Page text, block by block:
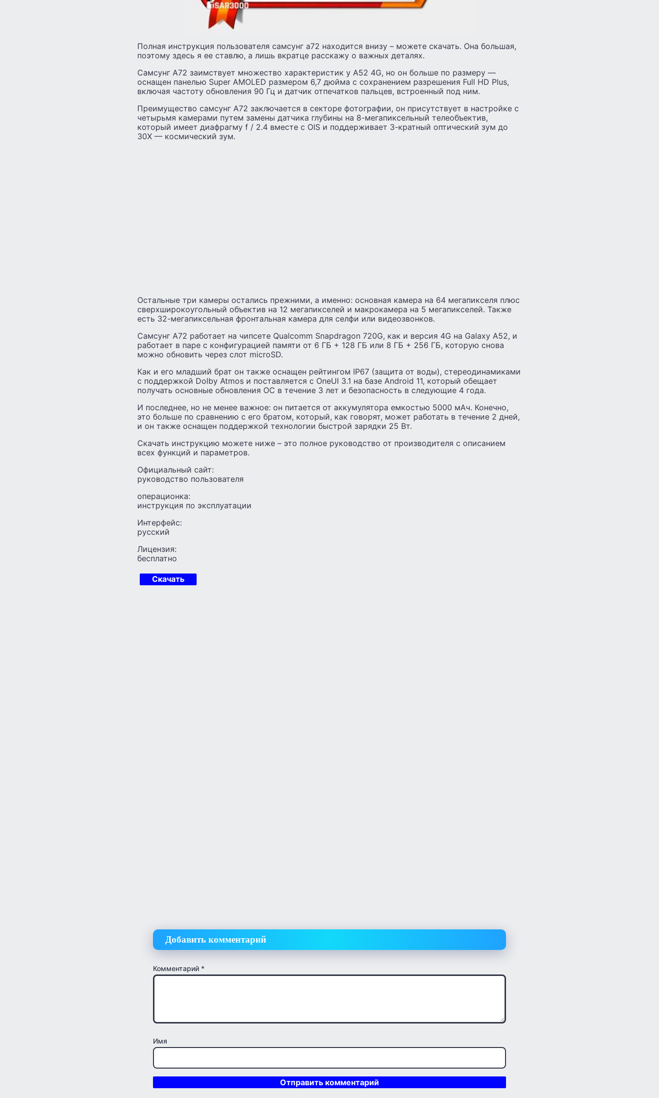
Полная инструкция пользователя самсунг а72 находится внизу – можете скачать. Она большая,
поэтому здесь я ее ставлю, а лишь вкратце расскажу о важных деталях.
Самсунг А72 заимствует множество характеристик у А52 4G, но он больше по размеру —
оснащен панелью Super AMOLED размером 6,7 дюйма с сохранением разрешения Full HD Plus,
включая частоту обновления 90 Гц и датчик отпечатков пальцев, встроенный под ним.
Преимущество самсунг А72 заключается в секторе фотографии, он присутствует в настройке с
четырьмя камерами путем замены датчика глубины на 8-мегапиксельный телеобъектив,
который имеет диафрагму f / 2.4 вместе с OIS и поддерживает 3-кратный оптический зум до
30X — космический зум.
Остальные три камеры остались прежними, а именно: основная камера на 64 мегапикселя плюс
сверхширокоугольный объектив на 12 мегапикселей и макрокамера на 5 мегапикселей. Также
есть 32-мегапиксельная фронтальная камера для селфи или видеозвонков.
Самсунг А72 работает на чипсете Qualcomm Snapdragon 720G, как и версия 4G на Galaxy А52, и
работает в паре с конфигурацией памяти от 6 ГБ + 128 ГБ или 8 ГБ + 256 ГБ, которую снова
можно обновить через слот microSD.
Как и его младший брат он также оснащен рейтингом IP67 (защита от воды), стереодинамиками
с поддержкой Dolby Atmos и поставляется с OneUI 3.1 на базе Android 11, который обещает
получать основные обновления ОС в течение 3 лет и безопасность в следующие 4 года.
И последнее, но не менее важное: он питается от аккумулятора емкостью 5000 мАч. Конечно,
это больше по сравнению с его братом, который, как говорят, может работать в течение 2 дней,
и он также оснащен поддержкой технологии быстрой зарядки 25 Вт.
Скачать инструкцию можете ниже – это полное руководство от производителя с описанием
всех функций и параметров.
Официальный сайт:
руководство пользователя
операционка:
инструкция по эксплуатации
Интерфейс:
русский
Лицензия:
бесплатно
Скачать
Добавить комментарий
Комментарий *
Имя